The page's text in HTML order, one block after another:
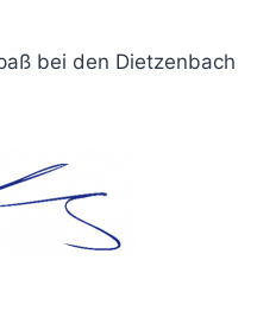
bei den Dietzenbach